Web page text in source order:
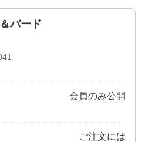
バード
会員のみ公開
ご注文には